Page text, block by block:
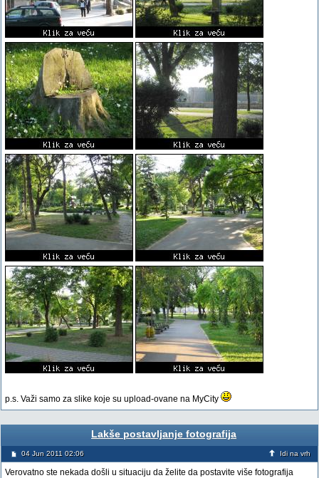
p.s. Važi samo za slike koje su upload-ovane na MyCity
Lakše postavljanje fotografija
04 Jun 2011 02:06 Idi na vrh
Verovatno ste nekada došli u situaciju da želite da postavite više fotografija